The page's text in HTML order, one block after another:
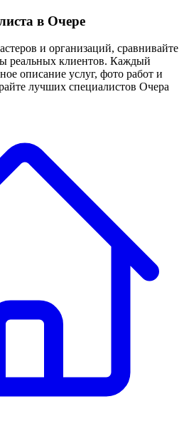
в Очере
и организаций, сравнивайте
реальных клиентов. Каждый
описание услуг, фото работ и
лучших специалистов Очера